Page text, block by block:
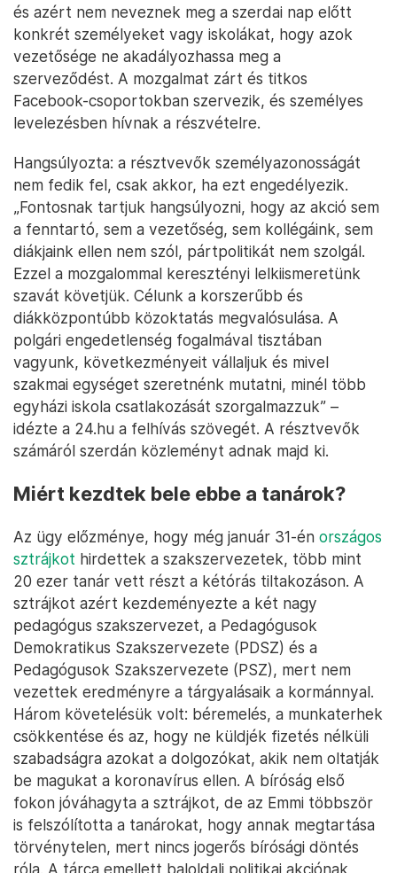
és azért nem neveznek meg a szerdai nap előtt
konkrét személyeket vagy iskolákat, hogy azok
vezetősége ne akadályozhassa meg a
szerveződést. A mozgalmat zárt és titkos
Facebook-csoportokban szervezik, és személyes
levelezésben hívnak a részvételre.
Hangsúlyozta: a résztvevők személyazonosságát
nem fedik fel, csak akkor, ha ezt engedélyezik.
„Fontosnak tartjuk hangsúlyozni, hogy az akció sem
a fenntartó, sem a vezetőség, sem kollégáink, sem
diákjaink ellen nem szól, pártpolitikát nem szolgál.
Ezzel a mozgalommal keresztényi lelkiismeretünk
szavát követjük. Célunk a korszerűbb és
diákközpontúbb közoktatás megvalósulása. A
polgári engedetlenség fogalmával tisztában
vagyunk, következményeit vállaljuk és mivel
szakmai egységet szeretnénk mutatni, minél több
egyházi iskola csatlakozását szorgalmazzuk” –
idézte a 24.hu a felhívás szövegét. A résztvevők
számáról szerdán közleményt adnak majd ki.
Miért kezdtek bele ebbe a tanárok?
Az ügy előzménye, hogy még január 31-én országos
sztrájkot hirdettek a szakszervezetek, több mint
20 ezer tanár vett részt a kétórás tiltakozáson. A
sztrájkot azért kezdeményezte a két nagy
pedagógus szakszervezet, a Pedagógusok
Demokratikus Szakszervezete (PDSZ) és a
Pedagógusok Szakszervezete (PSZ), mert nem
vezettek eredményre a tárgyalásaik a kormánnyal.
Három követelésük volt: béremelés, a munkaterhek
csökkentése és az, hogy ne küldjék fizetés nélküli
szabadságra azokat a dolgozókat, akik nem oltatják
be magukat a koronavírus ellen. A bíróság első
fokon jóváhagyta a sztrájkot, de az Emmi többször
is felszólította a tanárokat, hogy annak megtartása
törvénytelen, mert nincs jogerős bírósági döntés
róla. A tárca emellett baloldali politikai akciónak